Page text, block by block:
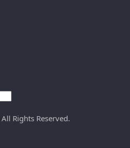
All Rights Reserved.